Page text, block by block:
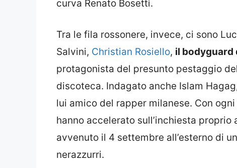
curva Renato Bosetti.
Tra le fila rossonere, invece, ci sono
Salvini, Christian Rosiello, il bodyguard
protagonista del presunto pestaggio
discoteca. Indagato anche Islam
lui amico del rapper milanese. Con
hanno accelerato sull’inchiesta
avvenuto il 4 settembre all’esterno di
nerazzurri.